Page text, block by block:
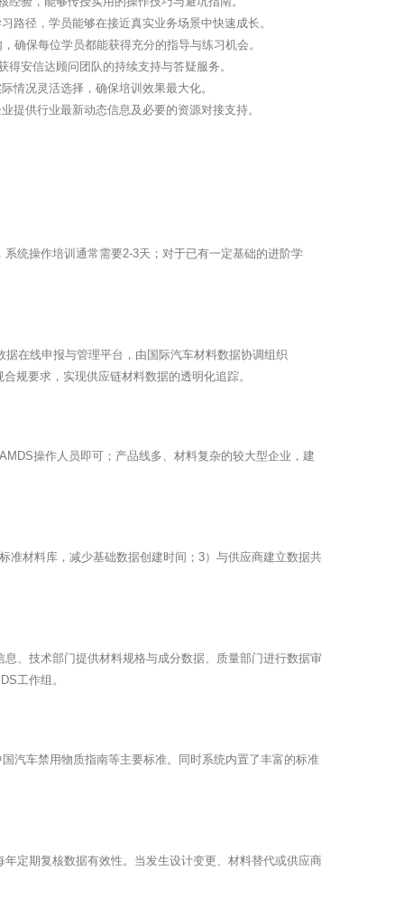
路径，学员能够在接近真实业务场景中快速成长。
确保每位学员都能获得充分的指导与练习机会。
安信达顾问团队的持续支持与答疑服务。
情况灵活选择，确保培训效果最大化。
提供行业最新动态信息及必要的资源对接支持。
统操作培训通常需要2-3天；对于已有一定基础的进阶学
在线申报与管理平台，由国际汽车材料数据协调组织
规要求，实现供应链材料数据的透明化追踪。
操作人员即可；产品线多、材料复杂的较大型企业，建
准材料库，减少基础数据创建时间；3）与供应商建立数据共
、技术部门提供材料规格与成分数据、质量部门进行数据审
工作组。
汽车禁用物质指南等主要标准。同时系统内置了丰富的标准
定期复核数据有效性。当发生设计变更、材料替代或供应商